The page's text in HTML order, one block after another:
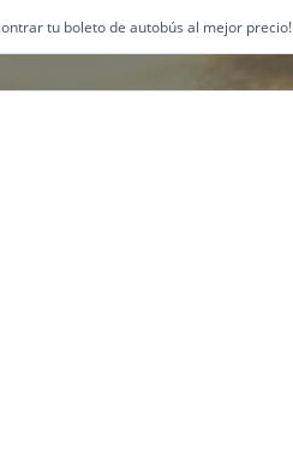
tu boleto de autobús al mejor precio!